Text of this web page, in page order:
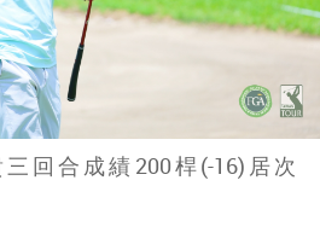
回合成績200桿(-16)居次